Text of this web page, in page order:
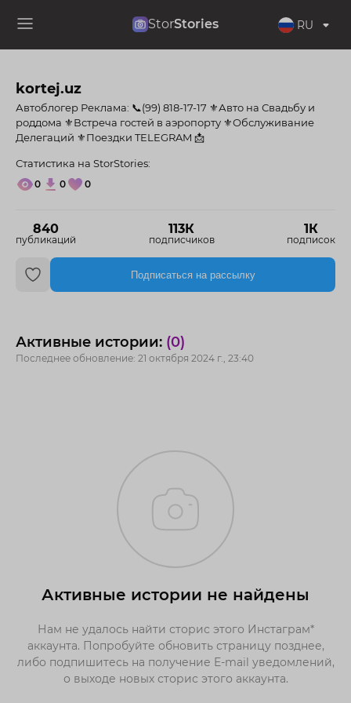
StorStories RU
kortej.uz
840
публикаций
113К
подписчиков
1К
подписок
Автоблогер Реклама: 📞(99) 818-17-17 ⚜️Авто на Свадьбу и
роддома ⚜️Встреча гостей в аэропорту ⚜️Обслуживание
Делегаций ⚜️Поездки TELEGRAM 📩
Статистика на StorStories:
0 0 0
Подписаться на рассылку
Активные истории: (0)
Последнее обновление: 21 октября 2024 г., 23:40
Активные истории не найдены
Нам не удалось найти сторис этого Инстаграм*
аккаунта. Попробуйте обновить страницу позднее,
либо подпишитесь на получение E-mail уведомлений,
о выходе новых сторис этого аккаунта.